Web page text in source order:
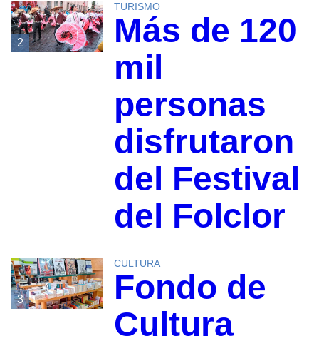
2
TURISMO
Más de 120
mil
personas
disfrutaron
del Festival
del Folclor
3
CULTURA
Fondo de
Cultura